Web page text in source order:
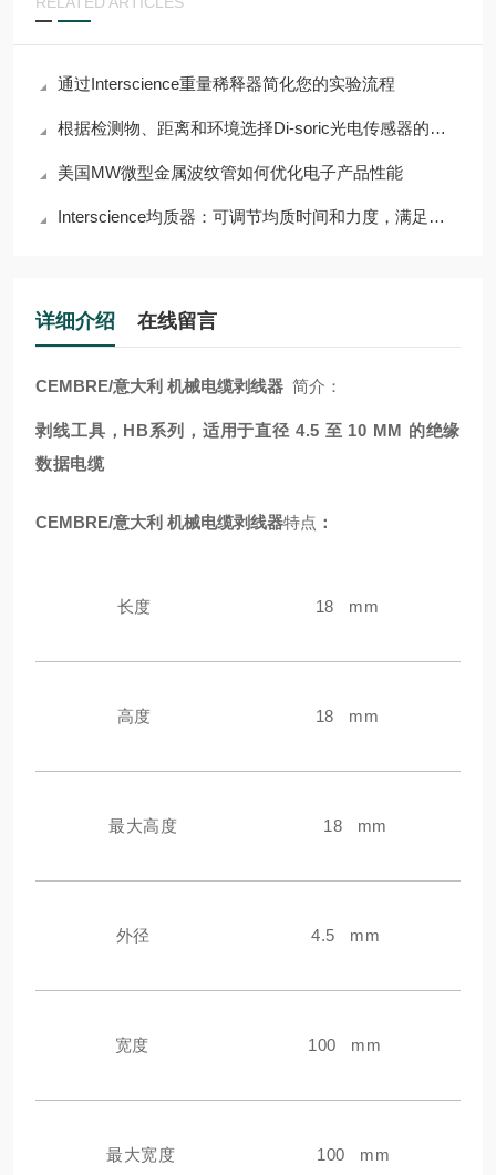
通过Interscience重量稀释器简化您的实验流程
根据检测物、距离和环境选择Di-soric光电传感器的指南
美国MW微型金属波纹管如何优化电子产品性能
Interscience均质器：可调节均质时间和力度，满足多样需求
详细介绍 在线留言
CEMBRE/意大利 机械电缆剥线器 简介：
剥线工具，HB系列，适用于直径 4.5 至 10 MM 的绝缘
数据电缆
CEMBRE/意大利 机械电缆剥线器特点 ：
长度 18 mm
高度 18 mm
最大高度 18 mm
外径 4.5 mm
宽度 100 mm
最大宽度 100 mm